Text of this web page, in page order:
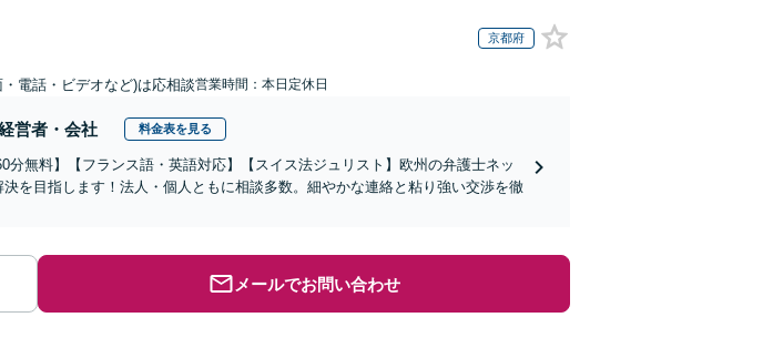
京都府
電話・ビデオなど)は応相談営業時間：本日定休日
営者・会社 料金表を見る
分無料】【フランス語・英語対応】【スイス法ジュリスト】欧州の弁護士ネッ
を目指します！法人・個人ともに相談多数。細やかな連絡と粘り強い交渉を徹
メールでお問い合わせ